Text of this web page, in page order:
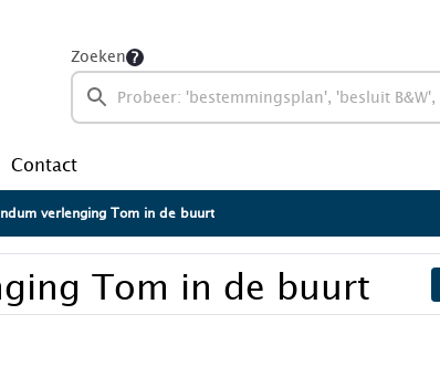
Zoeken
Contact
verlenging Tom in de buurt
Tom in de buurt